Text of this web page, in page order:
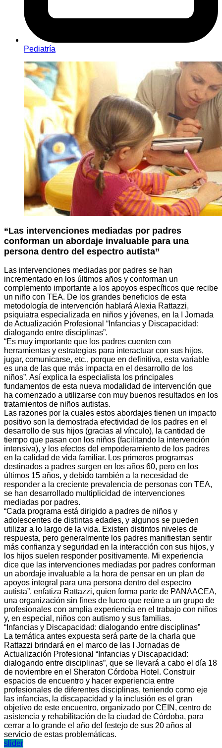
Pediatría
“Las intervenciones mediadas por padres
conforman un abordaje invaluable para una
persona dentro del espectro autista”
Las intervenciones mediadas por padres se han
incrementado en los últimos años y conforman un
complemento importante a los apoyos específicos que recibe
un niño con TEA. De los grandes beneficios de esta
metodología de intervención hablará Alexia Rattazzi,
psiquiatra especializada en niños y jóvenes, en la I Jornada
de Actualización Profesional “Infancias y Discapacidad:
dialogando entre disciplinas”.
“Es muy importante que los padres cuenten con
herramientas y estrategias para interactuar con sus hijos,
jugar, comunicarse, etc., porque en definitiva, esta variable
es una de las que más impacta en el desarrollo de los
niños”. Así explica la especialista los principales
fundamentos de esta nueva modalidad de intervención que
ha comenzado a utilizarse con muy buenos resultados en los
tratamientos de niños autistas.
Las razones por la cuales estos abordajes tienen un impacto
positivo son la demostrada efectividad de los padres en el
desarrollo de sus hijos (gracias al vínculo), la cantidad de
tiempo que pasan con los niños (facilitando la intervención
intensiva), y los efectos del empoderamiento de los padres
en la calidad de vida familiar. Los primeros programas
destinados a padres surgen en los años 60, pero en los
últimos 15 años, y debido también a la necesidad de
responder a la creciente prevalencia de personas con TEA,
se han desarrollado multiplicidad de intervenciones
mediadas por padres.
“Cada programa está dirigido a padres de niños y
adolescentes de distintas edades, y algunos se pueden
utilizar a lo largo de la vida. Existen distintos niveles de
respuesta, pero generalmente los padres manifiestan sentir
más confianza y seguridad en la interacción con sus hijos, y
los hijos suelen responder positivamente. Mi experiencia
dice que las intervenciones mediadas por padres conforman
un abordaje invaluable a la hora de pensar en un plan de
apoyos integral para una persona dentro del espectro
autista”, enfatiza Rattazzi, quien forma parte de PANAACEA,
una organización sin fines de lucro que reúne a un grupo de
profesionales con amplia experiencia en el trabajo con niños
y, en especial, niños con autismo y sus familias.
“Infancias y Discapacidad: dialogando entre disciplinas”
La temática antes expuesta será parte de la charla que
Rattazzi brindará en el marco de las I Jornadas de
Actualización Profesional “Infancias y Discapacidad:
dialogando entre disciplinas”, que se llevará a cabo el día 18
de noviembre en el Sheraton Córdoba Hotel. Construir
espacios de encuentro y hacer experiencia entre
profesionales de diferentes disciplinas, teniendo como eje
las infancias, la discapacidad y la inclusión es el gran
objetivo de este encuentro, organizado por CEIN, centro de
asistencia y rehabilitación de la ciudad de Córdoba, para
cerrar a lo grande el año del festejo de sus 20 años al
servicio de estas problemáticas.
slider